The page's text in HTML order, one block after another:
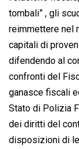
tombali” , gli
reimmettere nel
capitali di
difendendo al
confronti del
ganasce fiscali
Stato di Polizia
dei diritti del
disposizioni di